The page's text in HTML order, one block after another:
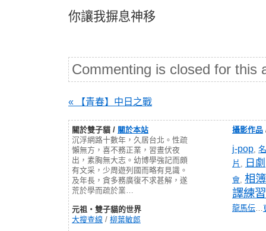
你讓我摒息神移
Commenting is closed for this
« 【青春】中日之戰
關於雙子貓 / 關於本站
沉浮網路十數年，久居台北。性疏
懶無方，喜不務正業，習晝伏夜
出，素胸無大志。幼博學強記而頗
有文采，少周遊列國而略有見識。
及年長，貪多務廣復不求甚解，遂
荒於學而疏於業…
元祖‧雙子貓的世界
大搜查線 / 柳葉敏郎
攝影作品
j-pop,
片 , 日劇
會, 相簿
譯練習
龍馬伝…